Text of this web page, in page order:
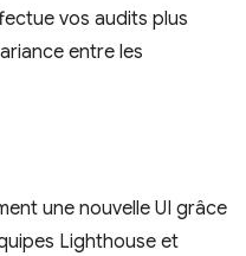
vos audits plus
entre les
une nouvelle UI grâce
Lighthouse et